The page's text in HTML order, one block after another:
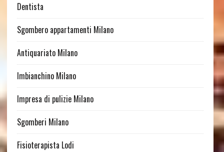
Dentista
Sgombero appartamenti Milano
Antiquariato Milano
Imbianchino Milano
Impresa di pulizie Milano
Sgomberi Milano
Fisioterapista Lodi